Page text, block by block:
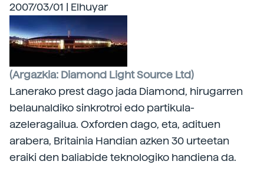
2007/03/01 | Elhuyar
(Argazkia: Diamond Light Source Ltd)
Lanerako prest dago jada Diamond, hirugarren
belaunaldiko sinkrotroi edo partikula-
azeleragailua. Oxforden dago, eta, adituen
arabera, Britainia Handian azken 30 urteetan
eraiki den baliabide teknologiko handiena da.